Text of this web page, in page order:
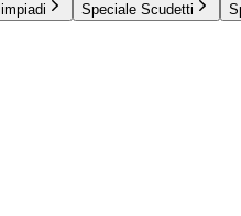
Speciale Scudetti